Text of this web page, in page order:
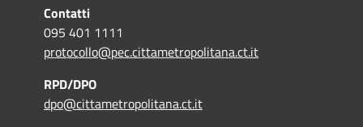
Contatti
095 401 1111
protocollo@pec.cittametropolitana.ct.it
RPD/DPO
dpo@cittametropolitana.ct.it